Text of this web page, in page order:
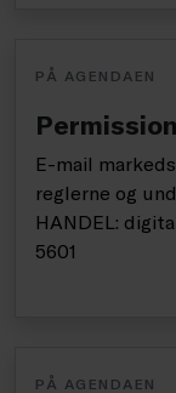
PÅ AGENDAEN
E-mail
reglerne og
HANDEL:
5601
PÅ AGENDAEN